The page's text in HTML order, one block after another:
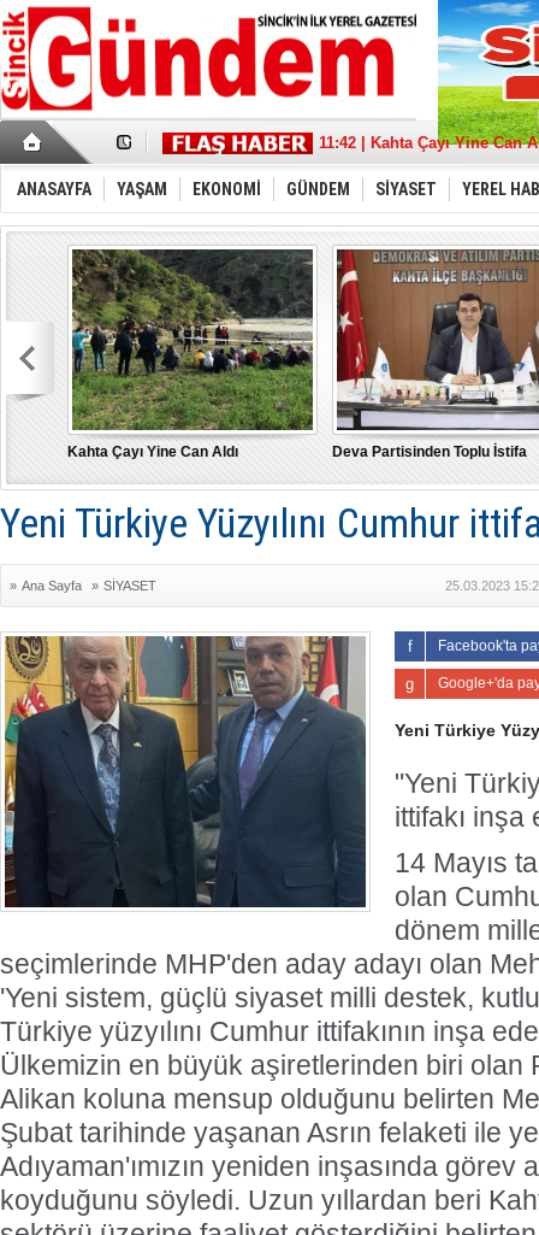
17:36 | Sincik Doğalgaza
11:42 | Kahta Çayı Yine Can
18:21 | Deva Partisinden
13:39 | Sait Aybak'a Büyük
08:32 | Aybak, Adıyaman'da
21:11 | “Türkiye İçin” tüm
22:53 | MHP Adıyaman
17:43 | Depremde hasar
10:17 | Burak Gelir’’
15:21 | "Bu Yanlıştan Biran
ANASAYFA YAŞAM EKONOMİ GÜNDEM SİYASET YEREL
Kahta Çayı Yine Can Aldı Deva Partisinden Toplu İstifa
Yeni Türkiye Yüzyılını Cumhur
» Ana Sayfa » SİYASET 25.03.2023
Facebook'ta
Google+'da
Yeni Türkiye
"Yeni
ittifakı inşa
14 Mayıs
olan
dönem
seçimlerinde MHP'den aday adayı olan
'Yeni sistem, güçlü siyaset milli destek,
Türkiye yüzyılını Cumhur ittifakının inşa
Ülkemizin en büyük aşiretlerinden biri olan
Alikan koluna mensup olduğunu belirten
Şubat tarihinde yaşanan Asrın felaketi ile
Adıyaman'ımızın yeniden inşasında
koyduğunu söyledi. Uzun yıllardan beri